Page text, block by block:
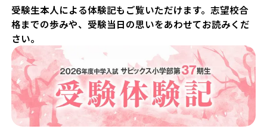
受験生本人による体験記もご覧いただけます。志望校合
格までの歩みや、受験当日の思いをあわせてお読みくだ
さい。